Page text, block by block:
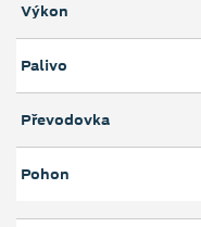
Výkon
Palivo
Převodovka
Pohon